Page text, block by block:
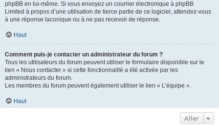
phpBB en lui-même. Si vous envoyez un courrier électronique à phpBB
Limited à propos d’une utilisation de tierce partie de ce logiciel, attendez-vous
à une réponse laconique ou à ne pas recevoir de réponse.
Haut
Comment puis-je contacter un administrateur du forum ?
Tous les utilisateurs du forum peuvent utiliser le formulaire disponible sur le
lien « Nous contacter » si cette fonctionnalité a été activée par les
administrateurs du forum.
Les membres du forum peuvent également utiliser le lien « L’équipe ».
Haut
Aller